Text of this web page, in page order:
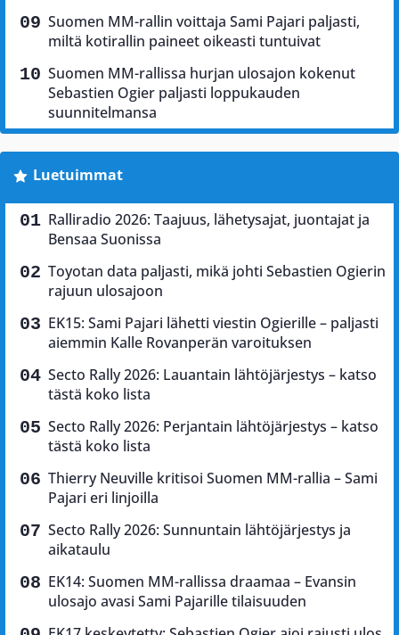
Suomen MM-rallin voittaja Sami Pajari paljasti,
miltä kotirallin paineet oikeasti tuntuivat
Suomen MM-rallissa hurjan ulosajon kokenut
Sebastien Ogier paljasti loppukauden
suunnitelmansa
Luetuimmat
Ralliradio 2026: Taajuus, lähetysajat, juontajat ja
Bensaa Suonissa
Toyotan data paljasti, mikä johti Sebastien Ogierin
rajuun ulosajoon
EK15: Sami Pajari lähetti viestin Ogierille – paljasti
aiemmin Kalle Rovanperän varoituksen
Secto Rally 2026: Lauantain lähtöjärjestys – katso
tästä koko lista
Secto Rally 2026: Perjantain lähtöjärjestys – katso
tästä koko lista
Thierry Neuville kritisoi Suomen MM-rallia – Sami
Pajari eri linjoilla
Secto Rally 2026: Sunnuntain lähtöjärjestys ja
aikataulu
EK14: Suomen MM-rallissa draamaa – Evansin
ulosajo avasi Sami Pajarille tilaisuuden